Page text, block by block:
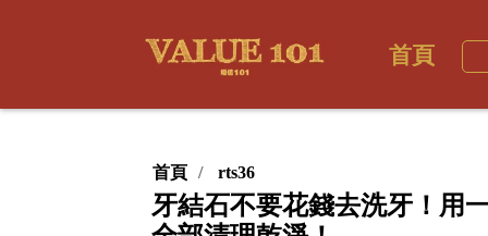
首頁
首頁 rts36
牙結石不要花錢去洗牙！用